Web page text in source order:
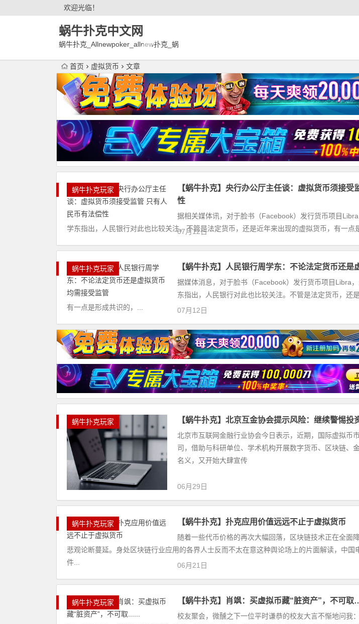
欢迎光临！
蜗牛扑克中文网
蜗牛扑克_Allnewpoker_allnew扑克_蜗
首页 虚拟货币 文章
蜗牛扑克玩家
【蜗牛扑克】央行办公厅主任谈：虚拟货币须接受
性
据相关媒体讯，对于脸书（Facebook）发行货币项目
学东指出，人民银行对此也比较关注。不管是法定货币，还是近年来出现的虚拟货币，有一点
07月12日
蜗牛扑克玩家 【蜗牛扑克】人民银行周学东：不论法定货币还是
据媒体消息，对于脸书（Facebook）发行货币项目Libra
东指出，人民银行对此也比较关注。不管是法定货币，还
有一点是形成共识的，...
07月12日
蜗牛扑克玩家 【蜗牛扑克】北京互金协会提示风险：继续警惕投
北京市互联网金融行业协会今日表示，近期，国际虚拟币
司，借助与科研单位、学术机构开展数字货币、区块链、
名义，又开始大肆宣传
06月29日
蜗牛扑克玩家 【蜗牛扑克】扑克应用价值远远不止于虚拟货币
随着一些代币价格的再次大幅回落，区块链技术正在全面
悲观论断蔓延。身处区块链行业应用的各界人士反而不太在意这种舆论场上的片面解读，中国
件...
06月21日
蜗牛扑克玩家 【蜗牛扑克】肖飒：买虚拟币藏“脏资产”，不可
校友聚会，微醺之下一位平时谦恭的校友大言不惭地问我